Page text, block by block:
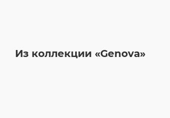
Из коллекции «Genova»